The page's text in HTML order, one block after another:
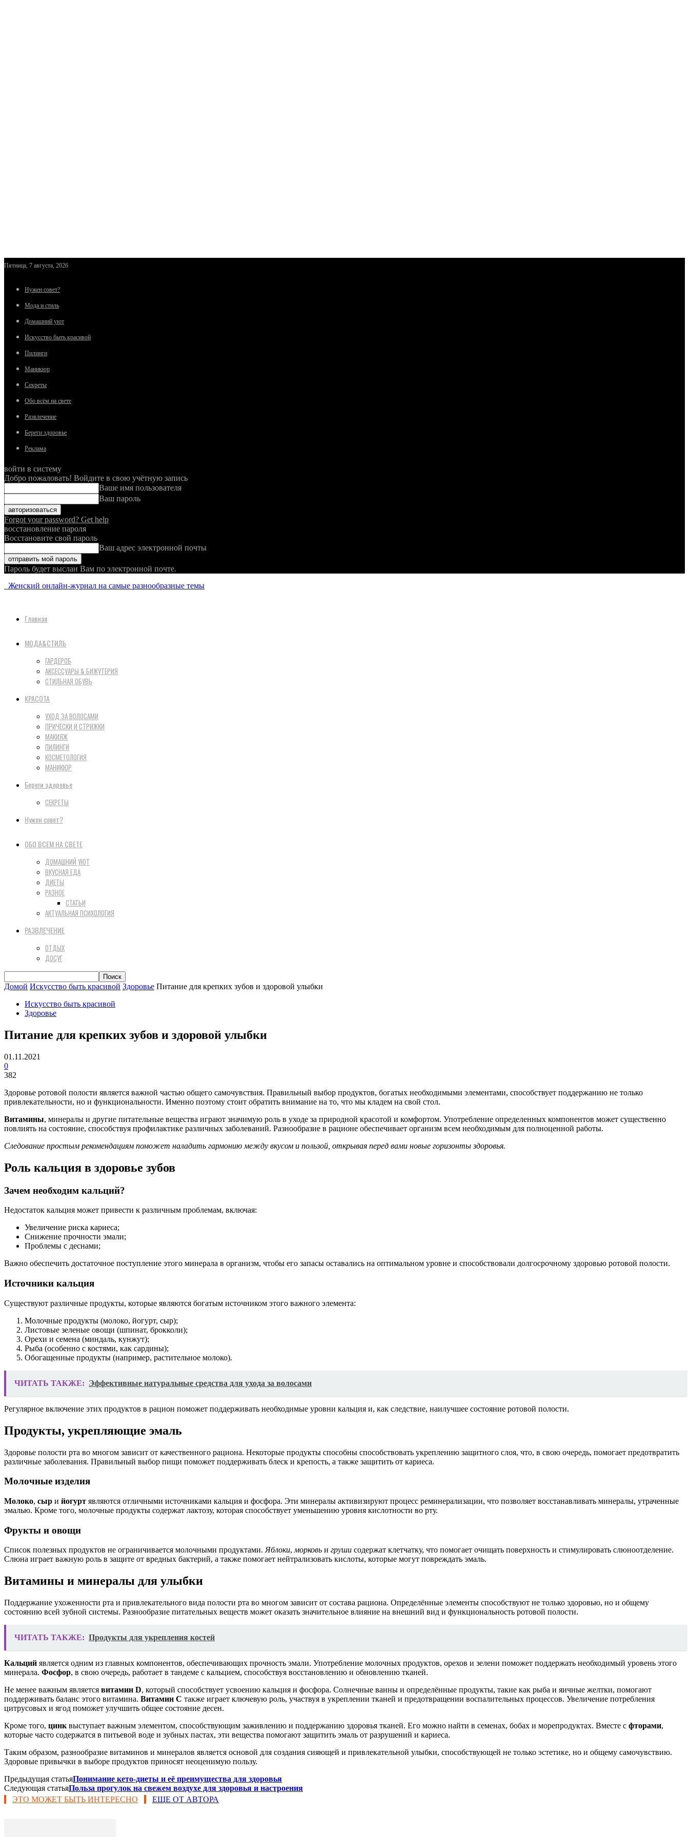
Пятница, 7 августа, 2026
Нужен совет?
Мода и стиль
Домашний уют
Искусство быть красивой
Пилинги
Маникюр
Секреты
Обо всём на свете
Развлечение
Береги здоровье
Реклама
войти в систему
Добро пожаловать! Войдите в свою учётную запись
Ваше имя пользователя
Ваш пароль
Forgot your password? Get help
восстановление пароля
Восстановите свой пароль
Ваш адрес электронной почты
Пароль будет выслан Вам по электронной почте.
Женский онлайн-журнал на самые разнообразные темы
Главная
МОДА&СТИЛЬ
ГАРДЕРОБ
АКСЕССУАРЫ & БИЖУТЕРИЯ
СТИЛЬНАЯ ОБУВЬ
КРАСОТА
УХОД ЗА ВОЛОСАМИ
ПРИЧЕСКИ И СТРИЖКИ
МАКИЯЖ
ПИЛИНГИ
КОСМЕТОЛОГИЯ
МАНИКЮР
Береги здоровье
СЕКРЕТЫ
Нужен совет?
ОБО ВСЕМ НА СВЕТЕ
ДОМАШНИЙ УЮТ
ВКУСНАЯ ЕДА
ДИЕТЫ
РАЗНОЕ
СТАТЬИ
АКТУАЛЬНАЯ ПСИХОЛОГИЯ
РАЗВЛЕЧЕНИЕ
ОТДЫХ
ДОСУГ
Домой Искусство быть красивой Здоровье Питание для крепких зубов и здоровой улыбки
Искусство быть красивой
Здоровье
Питание для крепких зубов и здоровой улыбки
01.11.2021
0
382
Здоровье ротовой полости является важной частью общего самочувствия. Правильный выбор продуктов, богатых необходимыми элементами, способствует поддержанию не только
привлекательности, но и функциональности. Именно поэтому стоит обратить внимание на то, что мы кладем на свой стол.
Витамины, минералы и другие питательные вещества играют значимую роль в уходе за природной красотой и комфортом. Употребление определенных компонентов может существенно
повлиять на состояние, способствуя профилактике различных заболеваний. Разнообразие в рационе обеспечивает организм всем необходимым для полноценной работы.
Следование простым рекомендациям поможет наладить гармонию между вкусом и пользой, открывая перед вами новые горизонты здоровья.
Роль кальция в здоровье зубов
Зачем необходим кальций?
Недостаток кальция может привести к различным проблемам, включая:
Увеличение риска кариеса;
Снижение прочности эмали;
Проблемы с деснами;
Важно обеспечить достаточное поступление этого минерала в организм, чтобы его запасы оставались на оптимальном уровне и способствовали долгосрочному здоровью ротовой полости.
Источники кальция
Существуют различные продукты, которые являются богатым источником этого важного элемента:
Молочные продукты (молоко, йогурт, сыр);
Листовые зеленые овощи (шпинат, брокколи);
Орехи и семена (миндаль, кунжут);
Рыба (особенно с костями, как сардины);
Обогащенные продукты (например, растительное молоко).
ЧИТАТЬ ТАКЖЕ: Эффективные натуральные средства для ухода за волосами
Регулярное включение этих продуктов в рацион поможет поддерживать необходимые уровни кальция и, как следствие, наилучшее состояние ротовой полости.
Продукты, укрепляющие эмаль
Здоровье полости рта во многом зависит от качественного рациона. Некоторые продукты способны способствовать укреплению защитного слоя, что, в свою очередь, помогает предотвратить
различные заболевания. Правильный выбор пищи поможет поддерживать блеск и крепость, а также защитить от кариеса.
Молочные изделия
Молоко, сыр и йогурт являются отличными источниками кальция и фосфора. Эти минералы активизируют процесс реминерализации, что позволяет восстанавливать минералы, утраченные
эмалью. Кроме того, молочные продукты содержат лактозу, которая способствует уменьшению уровня кислотности во рту.
Фрукты и овощи
Список полезных продуктов не ограничивается молочными продуктами.Яблоки,морковь и груши содержат клетчатку, что помогает очищать поверхность и стимулировать слюноотделение.
Слюна играет важную роль в защите от вредных бактерий, а также помогает нейтрализовать кислоты, которые могут повреждать эмаль.
Витамины и минералы для улыбки
Поддержание ухоженности рта и привлекательного вида полости рта во многом зависит от состава рациона. Определённые элементы способствуют не только здоровью, но и общему
состоянию всей зубной системы. Разнообразие питательных веществ может оказать значительное влияние на внешний вид и функциональность ротовой полости.
ЧИТАТЬ ТАКЖЕ: Продукты для укрепления костей
Кальций является одним из главных компонентов, обеспечивающих прочность эмали. Употребление молочных продуктов, орехов и зелени поможет поддержать необходимый уровень этого
минерала. Фосфор, в свою очередь, работает в тандеме с кальцием, способствуя восстановлению и обновлению тканей.
Не менее важным является витамин D, который способствует усвоению кальция и фосфора. Солнечные ванны и определённые продукты, такие как рыба и яичные желтки, помогают
поддерживать баланс этого витамина. Витамин C также играет ключевую роль, участвуя в укреплении тканей и предотвращении воспалительных процессов. Увеличение потребления
цитрусовых и ягод поможет улучшить общее состояние десен.
Кроме того, цинк выступает важным элементом, способствующим заживлению и поддержанию здоровья тканей. Его можно найти в семенах, бобах и морепродуктах. Вместе с фторами,
которые часто содержатся в питьевой воде и зубных пастах, эти вещества помогают защитить эмаль от разрушений и кариеса.
Таким образом, разнообразие витаминов и минералов является основой для создания сияющей и привлекательной улыбки, способствующей не только эстетике, но и общему самочувствию.
Здоровые привычки в выборе продуктов приносят неоценимую пользу.
Предыдущая статьяПонимание кето-диеты и её преимущества для здоровья
Следующая статьяПольза прогулок на свежем воздухе для здоровья и настроения
ЭТО МОЖЕТ БЫТЬ ИНТЕРЕСНО
ЕЩЕ ОТ АВТОРА